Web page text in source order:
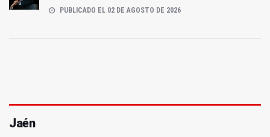
PUBLICADO EL 02 DE AGOSTO DE 2026
Jaén